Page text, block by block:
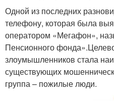
Одной из последних
телефону, которая была
оператором «Мегафон»,
Пенсионного
злоумышленников стала
существующих
группа – пожилые люди.